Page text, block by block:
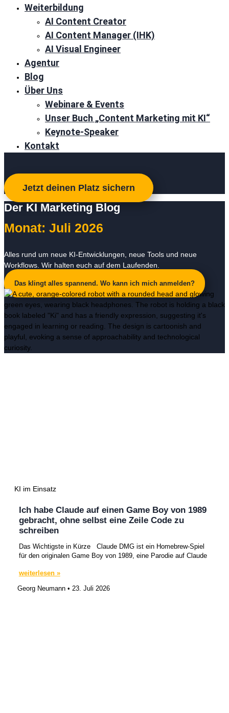
Weiterbildung
AI Content Creator
AI Content Manager (IHK)
AI Visual Engineer
Agentur
Blog
Über Uns
Webinare & Events
Unser Buch „Content Marketing mit KI“
Keynote-Speaker
Kontakt
Jetzt deinen Platz sichern
Der KI Marketing Blog
Monat: Juli 2026
Alles rund um neue KI-Entwicklungen, neue Tools und neue
Workflows. Wir halten euch auf dem Laufenden.
Das klingt alles spannend. Wo kann ich mich anmelden?
KI im Einsatz
Ich habe Claude auf einen Game Boy von 1989
gebracht, ohne selbst eine Zeile Code zu
schreiben
Das Wichtigste in Kürze​ Claude DMG ist ein Homebrew-Spiel
für den originalen Game Boy von 1989, eine Parodie auf Claude
weiterlesen »
Georg Neumann
23. Juli 2026